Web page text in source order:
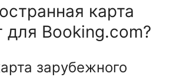
карта
для Booking.com?
зарубежного